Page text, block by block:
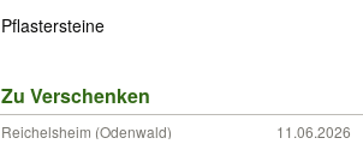
Pflastersteine
Zu Verschenken
Reichelsheim (Odenwald) 11.06.2026